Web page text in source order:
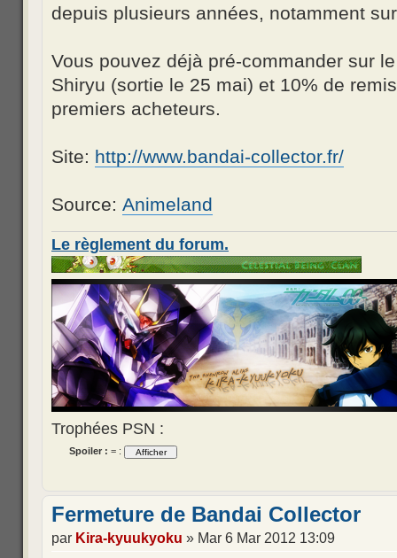
depuis plusieurs années, notamment
Vous pouvez déjà pré-commander sur
Shiryu (sortie le 25 mai) et 10% de
premiers acheteurs.
Site: http://www.bandai-collector.fr/
Source: Animeland
Le règlement du forum.
Trophées PSN :
Spoiler : = :
Fermeture de Bandai Collector
par Kira-kyuukyoku » Mar 6 Mar 2012 13:09